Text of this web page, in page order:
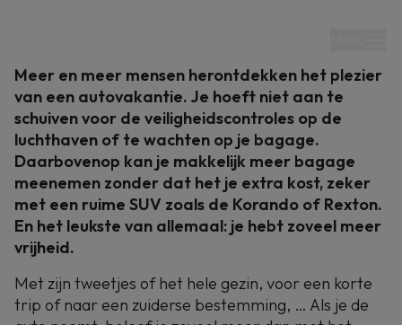
13-12-2023
Een autovakantie
met een SUV: altijd
Meer en meer mensen herontdekken het plezier
van een autovakantie. Je hoeft niet aan te
schuiven voor de veiligheidscontroles op de
luchthaven of te wachten op je bagage.
Daarbovenop kan je makkelijk meer bagage
meenemen zonder dat het je extra kost, zeker
met een ruime SUV zoals de Korando of Rexton.
En het leukste van allemaal: je hebt zoveel meer
vrijheid.
Met zijn tweetjes of het hele gezin, voor een korte
trip of naar een zuiderse bestemming, … Als je de